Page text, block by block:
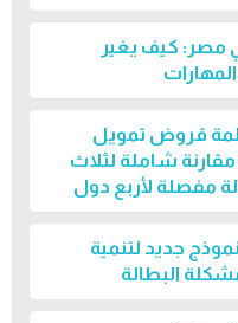
مصر: كيف يغير
قروض تمويل
شاملة لثلاث
مفصلة لأربع دول
جديد لتنمية
البطالة